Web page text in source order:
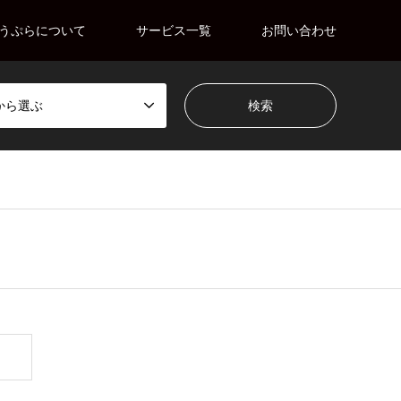
ぷらについて サービス一覧 お問い合わせ
ら選ぶ